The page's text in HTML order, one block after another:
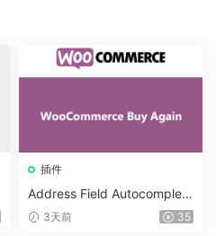
插件
Address Field Autocomplete
For WooCommerce v1.3.2
3天前 35